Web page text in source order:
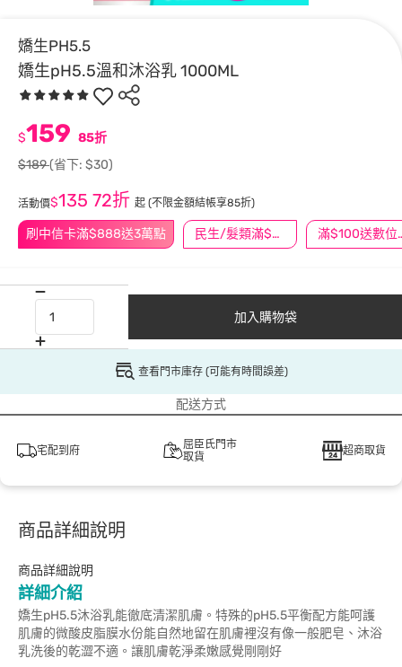
嬌生PH5.5
嬌生pH5.5溫和沐浴乳 1000ML
刷中信卡滿$888送3萬點 民生/髮類滿$388送舒潔冰巾 滿
$159 85折
$189(省下: $30)
活動價$135 72折 起 (不限金額結帳享85折)
加入購物袋
查看門市庫存 (可能有時間誤差)
配送方式
宅配到府
屈臣氏門市
取貨
超商取貨
商品詳細說明
商品詳細說明
詳細介紹
嬌生pH5.5沐浴乳能徹底清潔肌膚。特殊的pH5.5平衡配方能呵護
肌膚的微酸皮脂膜水份能自然地留在肌膚裡沒有像一般肥皂、沐浴
乳洗後的乾澀不適。讓肌膚乾淨柔嫩感覺剛剛好